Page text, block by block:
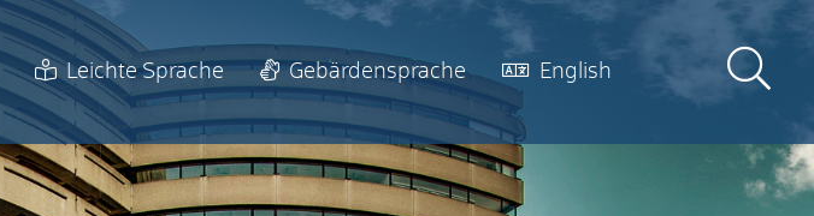
Leichte Sprache Gebärdensprache English